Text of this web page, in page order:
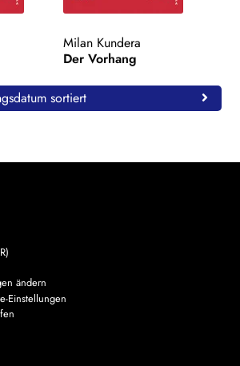
Milan Kundera
Der Vorhang
sortiert
ändern
Einstellungen